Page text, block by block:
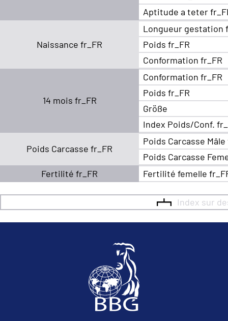
Aptitude a teter
Naissance fr_FR
Longueur gestation
Poids fr_FR
Conformation fr_FR
14 mois fr_FR
Conformation fr_FR
Poids fr_FR
Größe
Index Poids/Conf.
Poids Carcasse fr_FR
Poids Carcasse Mâle
Poids Carcasse
Fertilité fr_FR
Fertilité femelle
Index sur